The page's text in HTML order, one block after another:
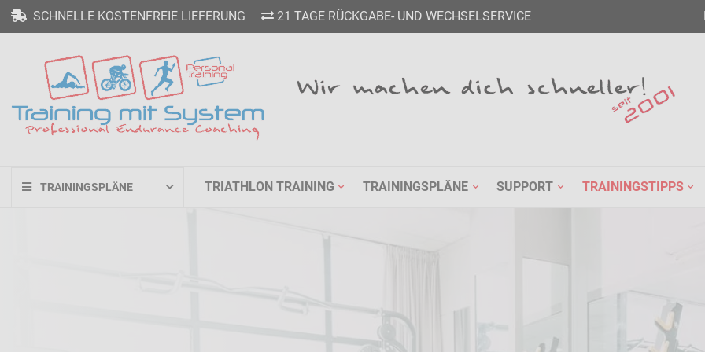
SCHNELLE KOSTENFREIE LIEFERUNG 21 TAGE RÜCKGABE- UND WECHSELSERVICE
TRAININGSPLÄNE TRIATHLON TRAINING TRAININGSPLÄNE SUPPORT TRAININGSTIPPS